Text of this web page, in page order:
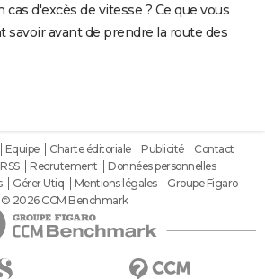
d'excès de vitesse ? Ce que vous
savoir avant de prendre la route des
Equipe Charte éditoriale Publicité
Contact
RSS Recrutement
Données personnelles
Gérer Utiq Mentions légales
Groupe Figaro
© 2026 CCM Benchmark